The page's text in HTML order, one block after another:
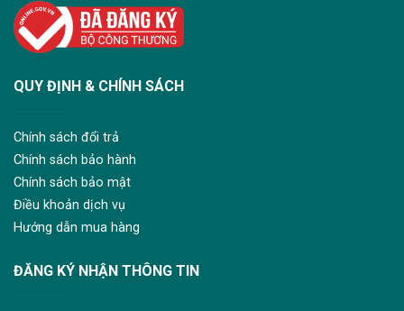
QUY ĐỊNH & CHÍNH SÁCH
Chính sách đổi trả
Chính sách bảo hành
Chính sách bảo mật
Điều khoản dịch vụ
Hướng dẫn mua hàng
ĐĂNG KÝ NHẬN THÔNG TIN